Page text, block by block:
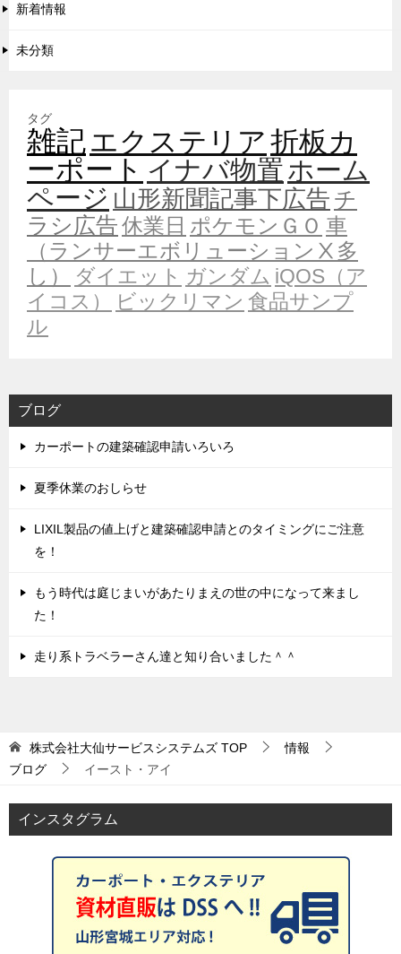
新着情報
未分類
タグ
雑記エクステリア折板カ
ーポート イナバ物置ホーム
ページ 山形新聞記事下広告 チ
ラシ広告休業日 ポケモンＧＯ 車
（ランサーエボリューションⅩ多
し）
ダイエット ガンダム iQOS（ア
イコス）
ビックリマン 食品サンプ
ル
ブログ
カーポートの建築確認申請いろいろ
夏季休業のおしらせ
LIXIL製品の値上げと建築確認申請とのタイミングにご注意
を！
もう時代は庭じまいがあたりまえの世の中になって来まし
た！
走り系トラベラーさん達と知り合いました＾＾
株式会社大仙サービスシステムズ TOP
情報
ブログ
イースト・アイ
インスタグラム